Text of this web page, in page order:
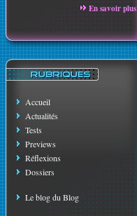
En savoir plus
Accueil
Actualités
Tests
Previews
Réflexions
Dossiers
Le blog du Blog